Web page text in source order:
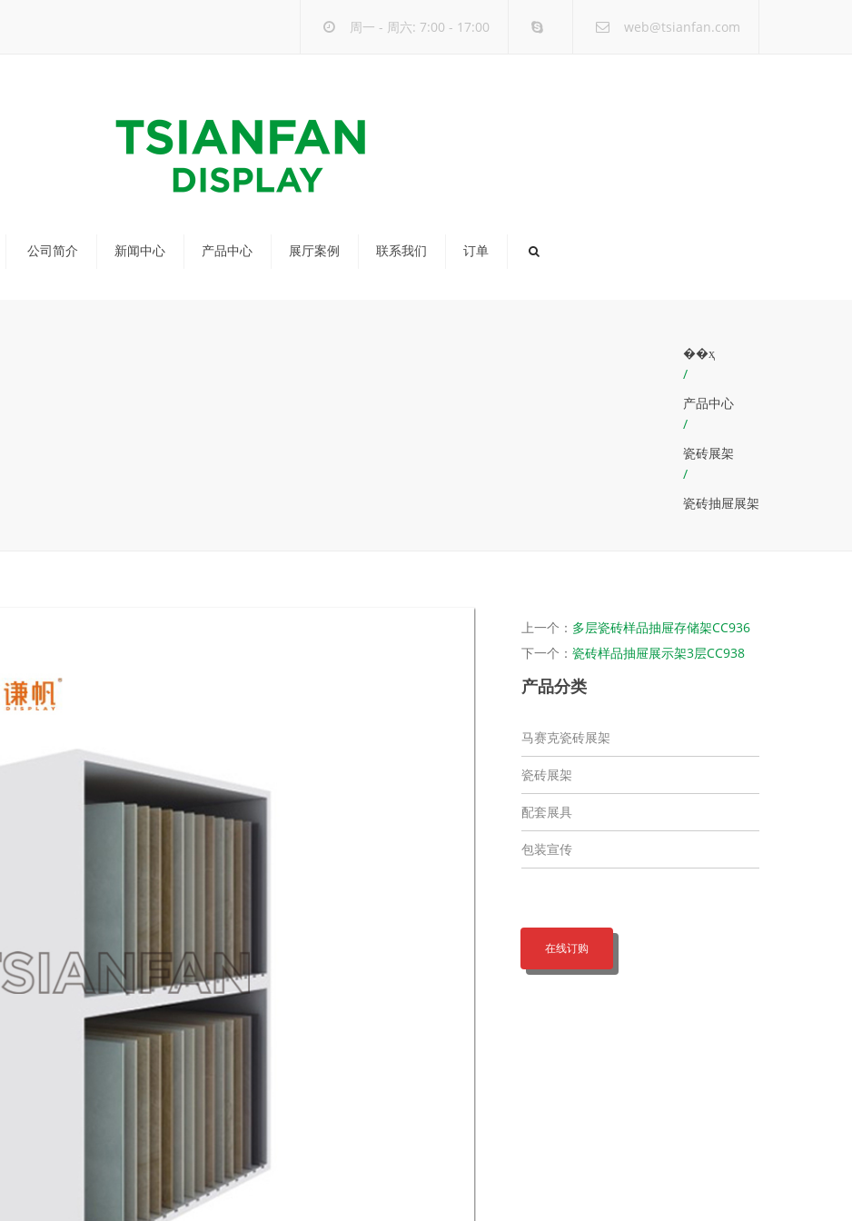
周一 - 周六: 7:00 - 17:00 web@tsianfan.com
公司简介 新闻中心 产品中心 展厅案例 联系我们 订单
��ҳ
/
产品中心
/
瓷砖展架
/
瓷砖抽屉展架
上一个： 多层瓷砖样品抽屉存储架CC936
下一个： 瓷砖样品抽屉展示架3层CC938
产品分类
马赛克瓷砖展架
瓷砖展架
配套展具
包装宣传
在线订购